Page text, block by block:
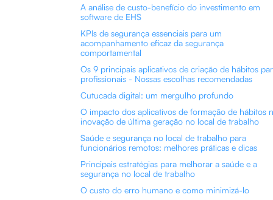
A análise de custo-benefício do investimento em
software de EHS
KPIs de segurança essenciais para um
acompanhamento eficaz da segurança
comportamental
Os 9 principais aplicativos de criação de hábitos
profissionais - Nossas escolhas recomendadas
Cutucada digital: um mergulho profundo
O impacto dos aplicativos de formação de hábitos
inovação de última geração no local de trabalho
Saúde e segurança no local de trabalho para
funcionários remotos: melhores práticas e dicas
Principais estratégias para melhorar a saúde e a
segurança no local de trabalho
O custo do erro humano e como minimizá-lo